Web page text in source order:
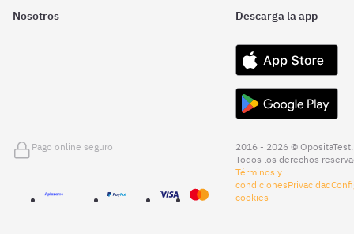
Nosotros Descarga la app
Pago online seguro
2016 - 2026 © OpositaTest.
Todos los derechos
Términos y
condicionesPrivacidad
cookies